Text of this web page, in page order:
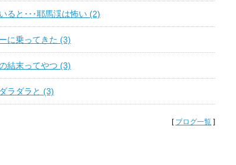
ると･･･耶馬渓は怖い (2)
に乗ってきた (3)
結末ってやつ (3)
ラダラと (3)
[ ブログ一覧 ]